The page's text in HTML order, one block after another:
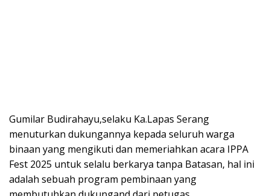
Gumilar Budirahayu,selaku Ka.Lapas Serang
menuturkan dukungannya kepada seluruh warga
binaan yang mengikuti dan memeriahkan acara IPPA
Fest 2025 untuk selalu berkarya tanpa Batasan, hal ini
adalah sebuah program pembinaan yang